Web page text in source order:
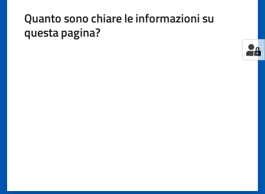
Consumatore
Quanto sono chiare le informazioni su
questa pagina?